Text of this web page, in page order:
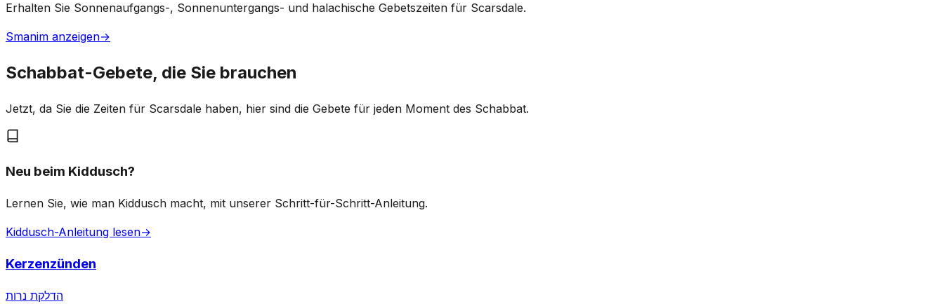
Erhalten Sie Sonnenaufgangs-, Sonnenuntergangs- und halachische Gebetszeiten für Scarsdale.
Smanim anzeigen→
Schabbat-Gebete, die Sie brauchen
Jetzt, da Sie die Zeiten für Scarsdale haben, hier sind die Gebete für jeden Moment des Schabbat.
Neu beim Kiddusch?
Lernen Sie, wie man Kiddusch macht, mit unserer Schritt-für-Schritt-Anleitung.
Kiddusch-Anleitung lesen→
Kerzenzünden
הדלקת נרות